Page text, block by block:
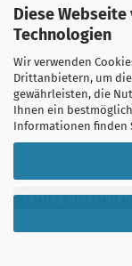
Diese
Technologien
Wir verwenden
Drittanbietern, um
gewährleisten, die
Ihnen ein
Informationen finden
der Beschreibung der Teile und
Verbindung zu dem Unternehmen
Die Beschreibungen, Zeichnungen
Verwendung sind sorgfältig
Vertrag widerrufen